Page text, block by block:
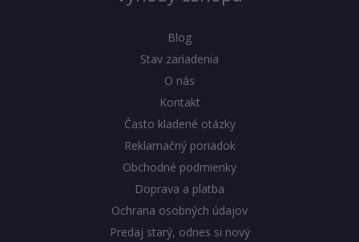
Blog
Stav zariadenia
O nás
Kontakt
Často kladené otázky
Reklamačný poriadok
Obchodné podmienky
Doprava a platba
Ochrana osobných údajov
Predaj starý, odnes si nový